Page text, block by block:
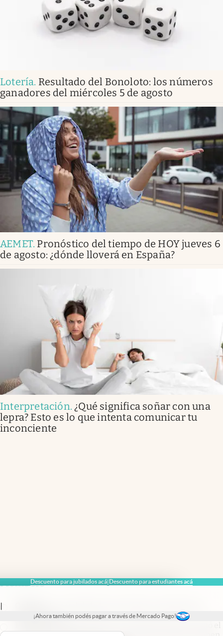
Descuento para jubilados acá|Descuento para estudiantes acá
|
¡Ahora también podés pagar a través de Mercado Pago!
Lotería. Resultado del Bonoloto: los números
ganadores del miércoles 5 de agosto
AEMET. Pronóstico del tiempo de HOY jueves 6
de agosto: ¿dónde lloverá en España?
Interpretación. ¿Qué significa soñar con una
lepra? Esto es lo que intenta comunicar tu
inconciente
Members
crecimiento